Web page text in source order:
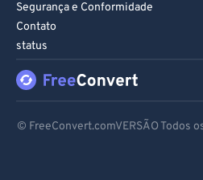
Segurança e Conformidade
Contato
status
© FreeConvert.comVERSÃO Todos